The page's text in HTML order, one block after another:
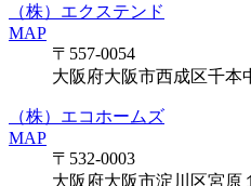
（株）エクステンド
MAP
〒557-0054
大阪府大阪市西成区千本
（株）エコホームズ
MAP
〒532-0003
大阪府大阪市淀川区宮原